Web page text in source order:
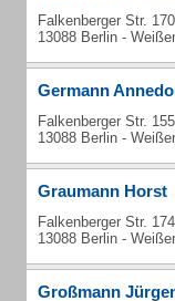
Falkenberger Str. 170
13088 Berlin -
Germann
Falkenberger Str.
13088 Berlin -
Graumann Horst
Falkenberger Str.
13088 Berlin -
Großmann